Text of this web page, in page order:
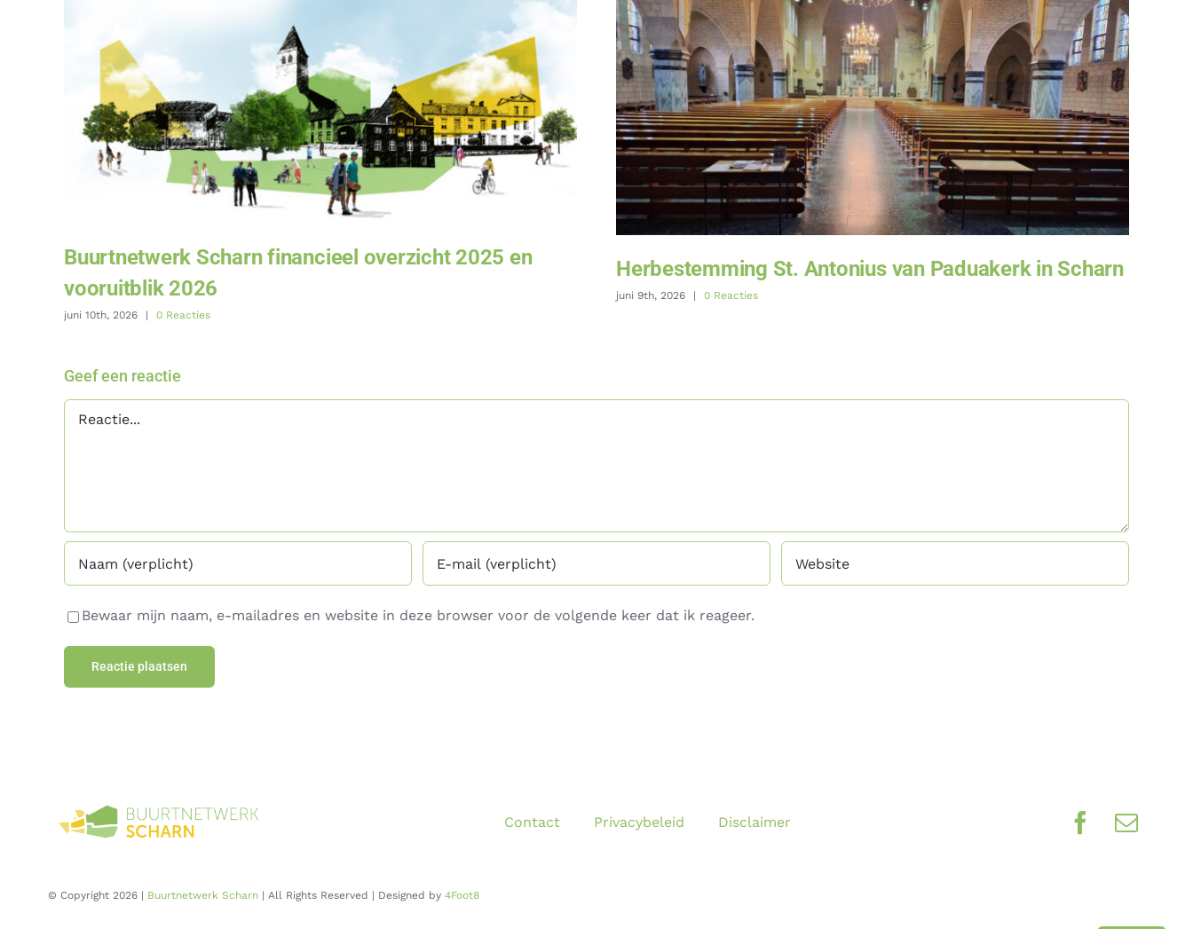
Buurtnetwerk Scharn financieel overzicht 2025 en
vooruitblik 2026
juni 10th, 2026 | 0 Reacties
Herbestemming St. Antonius van Paduakerk in Scharn
juni 9th, 2026 | 0 Reacties
Geef een reactie
Reactie
Bewaar mijn naam, e-mailadres en website in deze browser voor de volgende keer dat ik reageer.
Contact Privacybeleid Disclaimer
© Copyright 2026 | Buurtnetwerk Scharn| All Rights Reserved | Designed by 4Foot8